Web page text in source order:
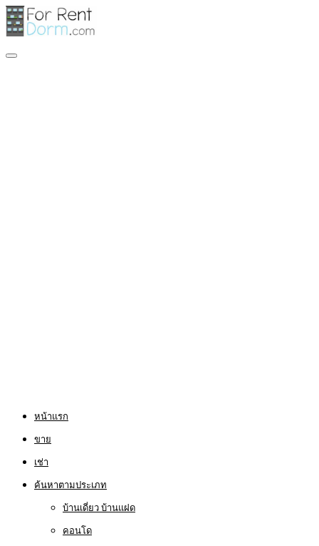
หน้าแรก
ขาย
เช่า
ค้นหาตามประเภท
บ้านเดี่ยว บ้านแฝด
คอนโด